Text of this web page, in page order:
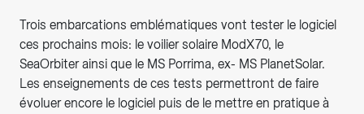
Trois embarcations emblématiques vont tester le logiciel
ces prochains mois: le voilier solaire ModX70, le
SeaOrbiter ainsi que le MS Porrima, ex- MS PlanetSolar.
Les enseignements de ces tests permettront de faire
évoluer encore le logiciel puis de le mettre en pratique à